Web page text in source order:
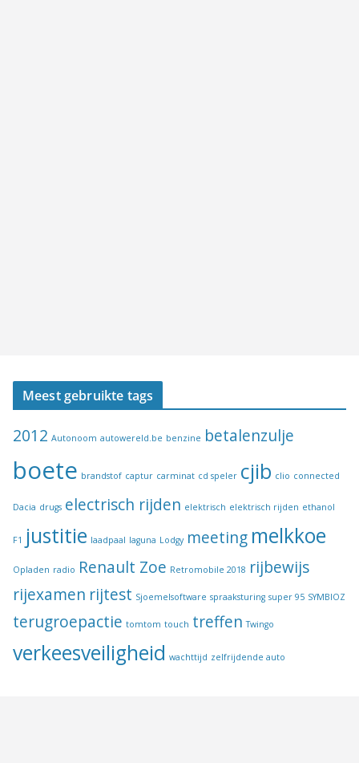
Meest gebruikte tags
2012 Autonoom autowereld.be benzine betalenzulje
boete brandstof captur carminat cd speler cjib clio connected
Dacia drugs electrisch rijden elektrisch elektrisch rijden ethanol
F1 justitie laadpaal laguna Lodgy meeting melkkoe
Opladen radio Renault Zoe Retromobile 2018 rijbewijs
rijexamen rijtest Sjoemelsoftware spraaksturing super 95 SYMBIOZ
terugroepactie tomtom touch treffen Twingo
verkeesveiligheid wachttijd zelfrijdende auto